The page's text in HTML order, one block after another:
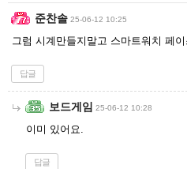
준찬솔 25-06-12 10:25
그럼 시계만들지말고 스마트워치 페
답글
보드게임 25-06-12 10:28
이미 있어요.
답글